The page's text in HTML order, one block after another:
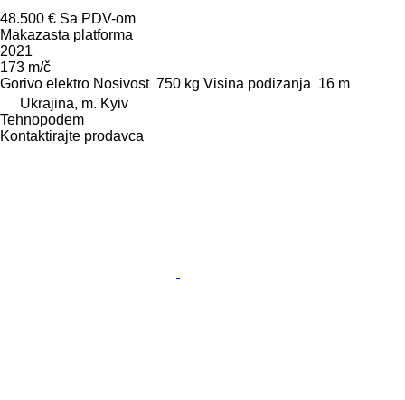
48.500 € Sa PDV-om
Makazasta platforma
2021
173 m/č
Gorivo elektro Nosivost 750 kg Visina podizanja 16 m
Ukrajina, m. Kyiv
Tehnopodem
Kontaktirajte prodavca